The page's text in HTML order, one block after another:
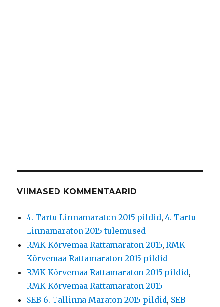
VIIMASED KOMMENTAARID
4. Tartu Linnamaraton 2015 pildid,4. Tartu
Linnamaraton 2015 tulemused
RMK Kõrvemaa Rattamaraton 2015,RMK
Kõrvemaa Rattamaraton 2015 pildid
RMK Kõrvemaa Rattamaraton 2015 pildid,
RMK Kõrvemaa Rattamaraton 2015
SEB 6. Tallinna Maraton 2015 pildid, SEB